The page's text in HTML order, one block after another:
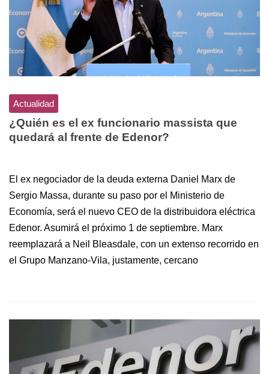
Actualidad
¿Quién es el ex funcionario massista que
quedará al frente de Edenor?
El ex negociador de la deuda externa Daniel Marx de
Sergio Massa, durante su paso por el Ministerio de
Economía, será el nuevo CEO de la distribuidora eléctrica
Edenor. Asumirá el próximo 1 de septiembre. Marx
reemplazará a Neil Bleasdale, con un extenso recorrido en
el Grupo Manzano-Vila, justamente, cercano